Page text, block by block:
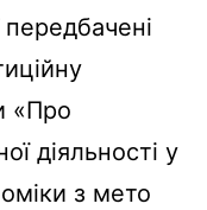
«Про
діяльності у
з мето